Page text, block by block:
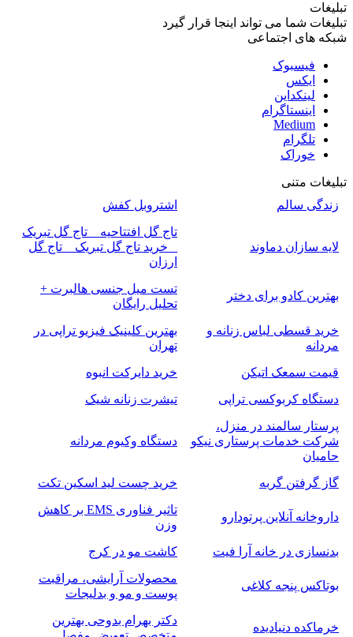
تبلیغات
تبلیغات شما می تواند اینجا قرار گیرد
شبکه های اجتماعی
فیسبوک
ایکس
لینکداین
اینستاگرام
Medium
تلگرام
خوراک
تبلیغات متنی
زندگی سالم
اشتروبل کفش
لایه سازان دماوند
تاج گل افتتاحیه _ تاج گل تبریک
_ خرید تاج گل تبریک _ تاج گل
ارزان
بهترین کادو برای دختر
تست میل جنسی هالبرت +
تحلیل رایگان
خرید قسطی لباس زنانه و
مردانه
بهترین کلینیک فیزیو تراپی در
تهران
قیمت سمعک اتیکن
خرید دایرکت انبوه
دستگاه کربوکسی تراپی
تیشرت زنانه شیک
پرستار سالمند در منزل،
شرکت خدمات پرستاری نیکو
حامیان
دستگاه وکیوم مردانه
گاز گرفتن گربه خرید چست لید اسکین تکت
داروخانه آنلاین پرتودارو
تاثیر فناوری EMS بر کاهش
وزن
بدنسازی در خانه آرا فیت
کاشت مو در کرج
بوتاکس پنجه کلاغی
محصولات آرایشی، مراقبت
پوست و مو و بدلیجات
خرماکده دنیادیده
دکتر بهرام بدوحی بهترین